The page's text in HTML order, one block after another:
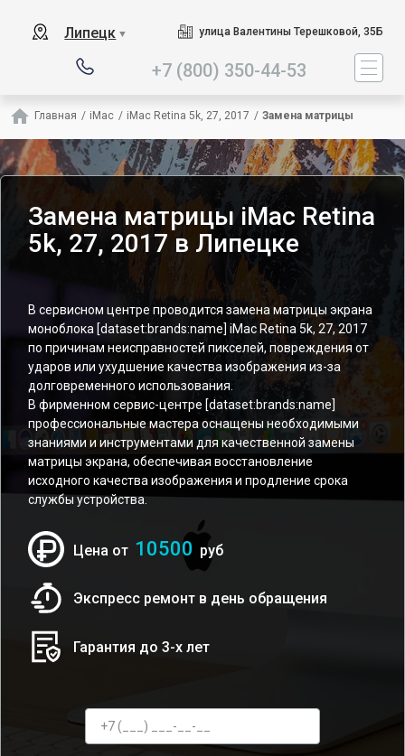
Липецк ▼ улица Валентины Терешковой, 35Б
+7 (800) 350-44-53
Главная / iMac / iMac Retina 5k, 27, 2017 / Замена матрицы
Замена матрицы iMac Retina
5k, 27, 2017 в Липецке
В сервисном центре проводится замена матрицы экрана
моноблока [dataset:brands:name] iMac Retina 5k, 27, 2017
по причинам неисправностей пикселей, повреждения от
ударов или ухудшение качества изображения из-за
долговременного использования.
В фирменном сервис-центре [dataset:brands:name]
профессиональные мастера оснащены необходимыми
знаниями и инструментами для качественной замены
матрицы экрана, обеспечивая восстановление
исходного качества изображения и продление срока
службы устройства.
Цена от 10500 руб
Экспресс ремонт в день обращения
Гарантия до 3-х лет